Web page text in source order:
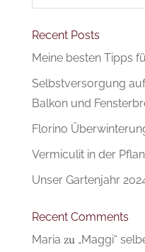
Recent Posts
Meine besten Tipps
Selbstversorgung
Balkon und
Florino
Vermiculit in der
Unser Gartenjahr
Recent Comments
Maria zu „Maggi“